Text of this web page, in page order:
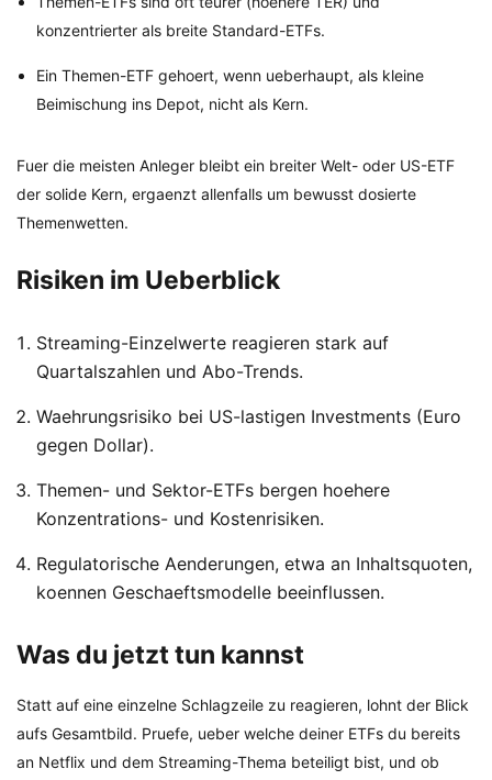
konzentrierter als breite Standard-ETFs.
Ein Themen-ETF gehoert, wenn ueberhaupt, als kleine
Beimischung ins Depot, nicht als Kern.
Fuer die meisten Anleger bleibt ein breiter Welt- oder US-ETF
der solide Kern, ergaenzt allenfalls um bewusst dosierte
Themenwetten.
Risiken im Ueberblick
Streaming-Einzelwerte reagieren stark auf
Quartalszahlen und Abo-Trends.
Waehrungsrisiko bei US-lastigen Investments (Euro
gegen Dollar).
Themen- und Sektor-ETFs bergen hoehere
Konzentrations- und Kostenrisiken.
Regulatorische Aenderungen, etwa an Inhaltsquoten,
koennen Geschaeftsmodelle beeinflussen.
Was du jetzt tun kannst
Statt auf eine einzelne Schlagzeile zu reagieren, lohnt der Blick
aufs Gesamtbild. Pruefe, ueber welche deiner ETFs du bereits
an Netflix und dem Streaming-Thema beteiligt bist, und ob